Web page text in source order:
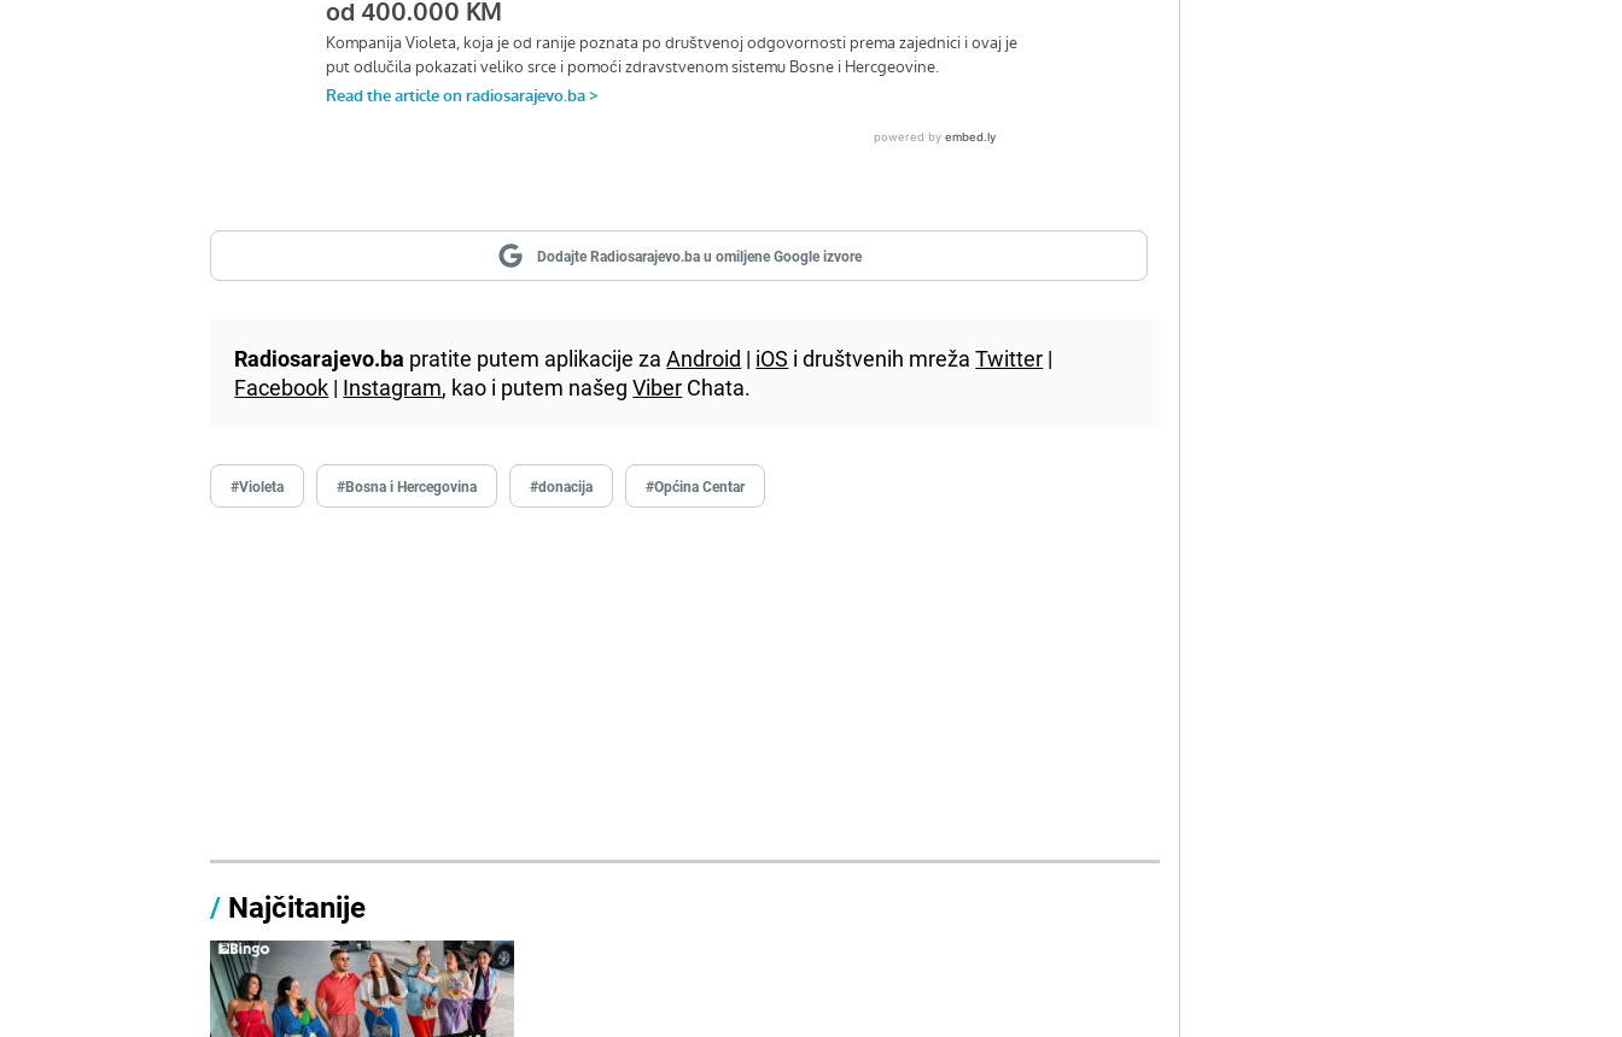
Dodajte Radiosarajevo.ba u omiljene Google izvore
Radiosarajevo.ba pratite putem aplikacije zaAndroid | iOS i društvenih mrežaTwitter |
Facebook | Instagram, kao i putem našegViber Chata.
#Violeta #Bosna i Hercegovina #donacija #Općina Centar
/ Najčitanije